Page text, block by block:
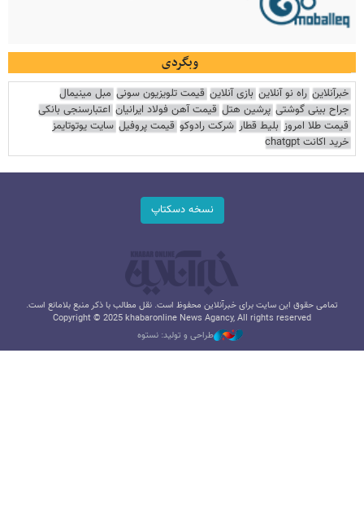
وبگردی
خبرآنلاین راه نو آنلاین بازی آنلاین قیمت تلویزیون سونی مبل مینیمال
جراح بینی گوشتی پرشین هتل قیمت آهن فولاد ایرانیان اعتبارسنجی بانکی
قیمت طلا امروز بلیط قطار شرکت رادوکو قیمت پروفیل سایت یوتوتایمز
خرید اکانت chatgpt
نسخه دسکتاپ
تمامی حقوق این سایت برای خبرآنلاین محفوظ است. نقل مطالب با ذکر منبع بلامانع است.
Copyright © 2025 khabaronline News Agancy, All rights reserved
طراحی و تولید: نستوه